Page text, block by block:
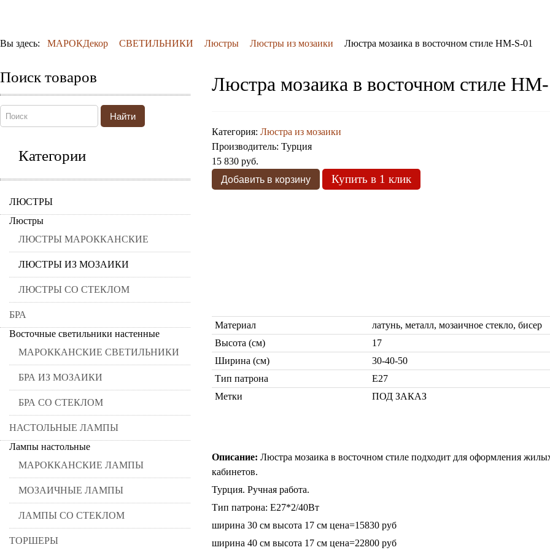
Вы здесь: МАРОКДекор СВЕТИЛЬНИКИ Люстры Люстры из мозаики Люстра мозаика в восточном стиле HM-S-01
Люстра мозаика в восточном стиле
Категория: Люстра из мозаики
Производитель: Турция
15 830 руб.
Купить в 1 клик
Материал
латунь, металл, мозаичное стекло, бисер
Высота (см)
17
Ширина (см)
30-40-50
Тип патрона
Е27
Метки
ПОД ЗАКАЗ
Описание: Люстра мозаика в восточном стиле подходит для оформления
кабинетов.
Турция. Ручная работа.
Тип патрона: Е27*2/40Вт
ширина 30 см высота 17 см цена=15830 руб
ширина 40 см высота 17 см цена=22800 руб
Поиск товаров
Найти
Категории
ЛЮСТРЫ
Люстры
ЛЮСТРЫ МАРОККАНСКИЕ
ЛЮСТРЫ ИЗ МОЗАИКИ
ЛЮСТРЫ СО СТЕКЛОМ
БРА
Восточные светильники настенные
МАРОККАНСКИЕ СВЕТИЛЬНИКИ
БРА ИЗ МОЗАИКИ
БРА СО СТЕКЛОМ
НАСТОЛЬНЫЕ ЛАМПЫ
Лампы настольные
МАРОККАНСКИЕ ЛАМПЫ
МОЗАИЧНЫЕ ЛАМПЫ
ЛАМПЫ СО СТЕКЛОМ
ТОРШЕРЫ